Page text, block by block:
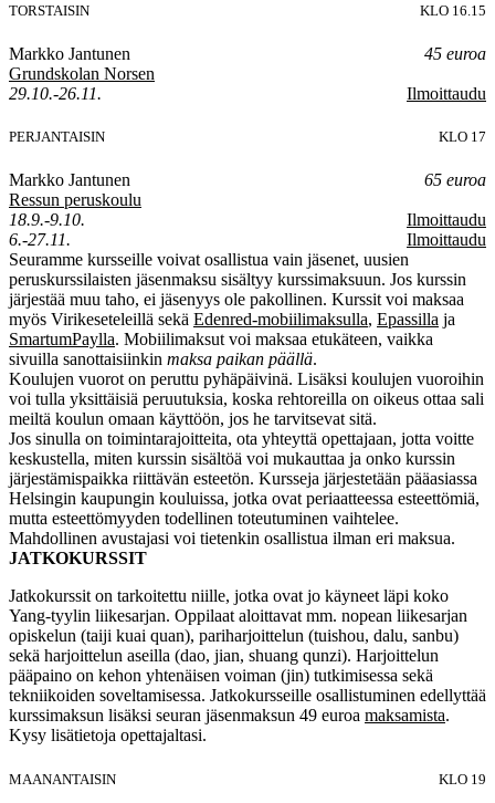
TORSTAISIN KLO 16.15
Markko Jantunen
45 euroa
Grundskolan Norsen
29.10.-26.11.
Ilmoittaudu
PERJANTAISIN KLO 17
Markko Jantunen
65 euroa
Ressun peruskoulu
18.9.-9.10.
Ilmoittaudu
6.-27.11.
Ilmoittaudu
Seuramme kursseille voivat osallistua vain jäsenet, uusien
peruskurssilaisten jäsenmaksu sisältyy kurssimaksuun. Jos kurssin
järjestää muu taho, ei jäsenyys ole pakollinen. Kurssit voi maksaa
myös Virikeseteleillä sekä Edenred-mobiilimaksulla, Epassilla ja
SmartumPaylla. Mobiilimaksut voi maksaa etukäteen, vaikka
sivuilla sanottaisiinkin maksa paikan päällä.
Koulujen vuorot on peruttu pyhäpäivinä. Lisäksi koulujen vuoroihin
voi tulla yksittäisiä peruutuksia, koska rehtoreilla on oikeus ottaa sali
meiltä koulun omaan käyttöön, jos he tarvitsevat sitä.
Jos sinulla on toimintarajoitteita, ota yhteyttä opettajaan, jotta voitte
keskustella, miten kurssin sisältöä voi mukauttaa ja onko kurssin
järjestämispaikka riittävän esteetön. Kursseja järjestetään pääasiassa
Helsingin kaupungin kouluissa, jotka ovat periaatteessa esteettömiä,
mutta esteettömyyden todellinen toteutuminen vaihtelee.
Mahdollinen avustajasi voi tietenkin osallistua ilman eri maksua.
JATKOKURSSIT
Jatkokurssit on tarkoitettu niille, jotka ovat jo käyneet läpi koko
Yang-tyylin liikesarjan. Oppilaat aloittavat mm. nopean liikesarjan
opiskelun (taiji kuai quan), pariharjoittelun (tuishou, dalu, sanbu)
sekä harjoittelun aseilla (dao, jian, shuang qunzi). Harjoittelun
pääpaino on kehon yhtenäisen voiman (jin) tutkimisessa sekä
tekniikoiden soveltamisessa. Jatkokursseille osallistuminen edellyttää
kurssimaksun lisäksi seuran jäsenmaksun 49 euroa maksamista.
Kysy lisätietoja opettajaltasi.
MAANANTAISIN KLO 19